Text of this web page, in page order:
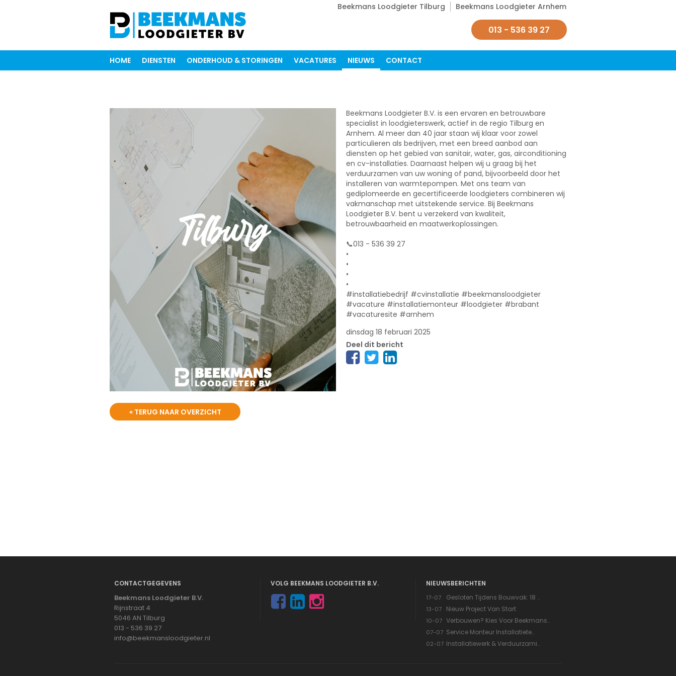
Beekmans Loodgieter Tilburg Beekmans Loodgieter Arnhem
013 - 536 39 27
HOME DIENSTEN ONDERHOUD & STORINGEN VACATURES NIEUWS CONTACT
Beekmans Loodgieter B.V. is een ervaren en betrouwbare
specialist in loodgieterswerk, actief in de regio Tilburg en
Arnhem. Al meer dan 40 jaar staan wij klaar voor zowel
particulieren als bedrijven, met een breed aanbod aan
diensten op het gebied van sanitair, water, gas, airconditioning
en cv-installaties. Daarnaast helpen wij u graag bij het
verduurzamen van uw woning of pand, bijvoorbeeld door het
installeren van warmtepompen. Met ons team van
gediplomeerde en gecertificeerde loodgieters combineren wij
vakmanschap met uitstekende service. Bij Beekmans
Loodgieter B.V. bent u verzekerd van kwaliteit,
betrouwbaarheid en maatwerkoplossingen.
📞013 - 536 39 27
•
•
•
•
#installatiebedrijf #cvinstallatie #beekmansloodgieter
#vacature #installatiemonteur #loodgieter #brabant
#vacaturesite #arnhem
dinsdag 18 februari 2025
Deel dit bericht
« TERUG NAAR OVERZICHT
CONTACTGEGEVENS
Beekmans Loodgieter B.V.
Rijnstraat 4
5046 AN Tilburg
013 - 536 39 27
info@beekmansloodgieter.nl
VOLG BEEKMANS LOODGIETER B.V. NIEUWSBERICHTEN
17-07 Gesloten Tijdens Bouwvak: 18 ..
13-07 Nieuw Project Van Start
10-07 Verbouwen? Kies Voor Beekmans..
07-07 Service Monteur Installatiete..
02-07 Installatiewerk & Verduurzami..